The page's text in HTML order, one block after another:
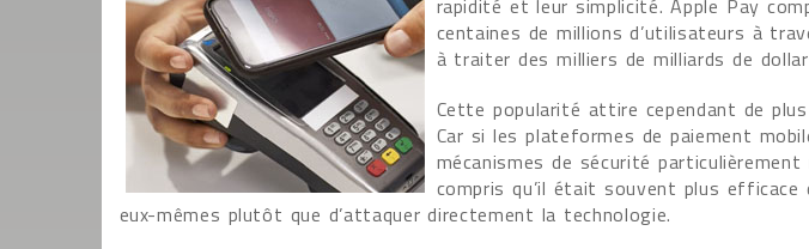
rapidité et leur simplicité. Apple Pay
centaines de millions d’utilisateurs à
à traiter des milliers de milliards de
Cette popularité attire cependant de
Car si les plateformes de paiement
mécanismes de sécurité
compris qu’il était souvent plus efficace
eux-mêmes plutôt que d’attaquer directement la technologie.